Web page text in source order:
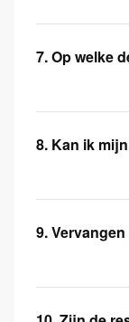
7. Op welke
8. Kan ik
9.